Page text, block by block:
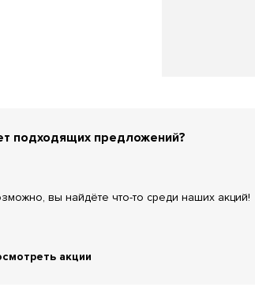
подходящих предложений?
вы найдёте что-то среди наших акций!
акции